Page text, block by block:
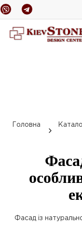
Головна
Фасад із